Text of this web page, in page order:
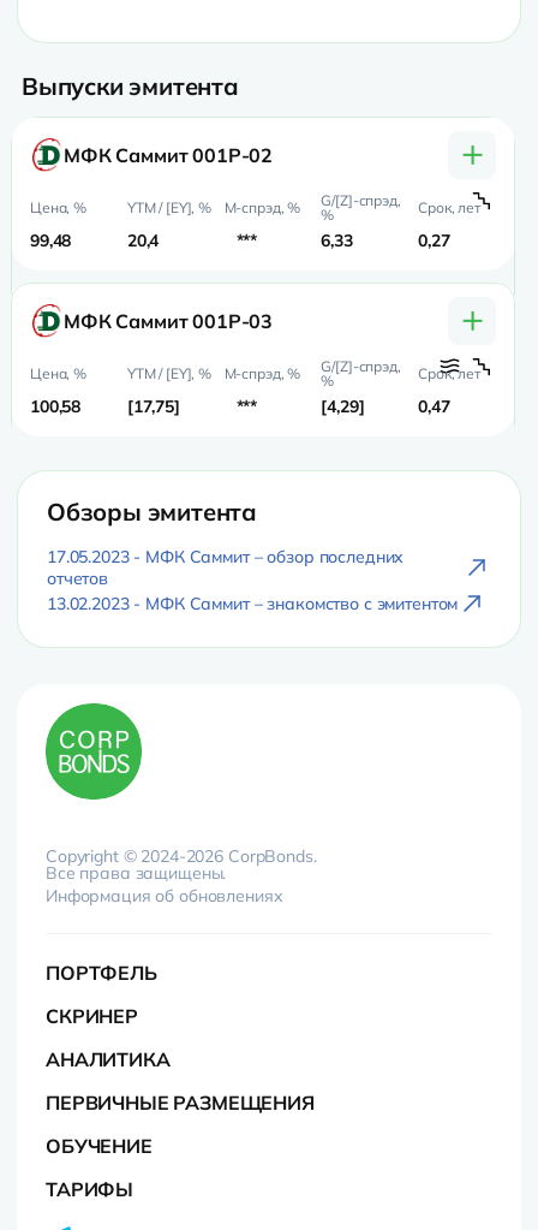
Выпуски эмитента
МФК Саммит 001Р-02 +
99,48 20,4 *** 6,33 0,27
МФК Саммит 001Р-03 +
100,58 17,75 *** 4,29 0,47
Обзоры эмитента
17.05.2023 - МФК Саммит – обзор последних
отчетов
13.02.2023 - МФК Саммит – знакомство с эмитентом
Copyright © 2024-2026 CorpBonds.
Все права защищены.
Информация об обновлениях
ПОРТФЕЛЬ
СКРИНЕР
АНАЛИТИКА
ПЕРВИЧНЫЕ РАЗМЕЩЕНИЯ
ОБУЧЕНИЕ
ТАРИФЫ